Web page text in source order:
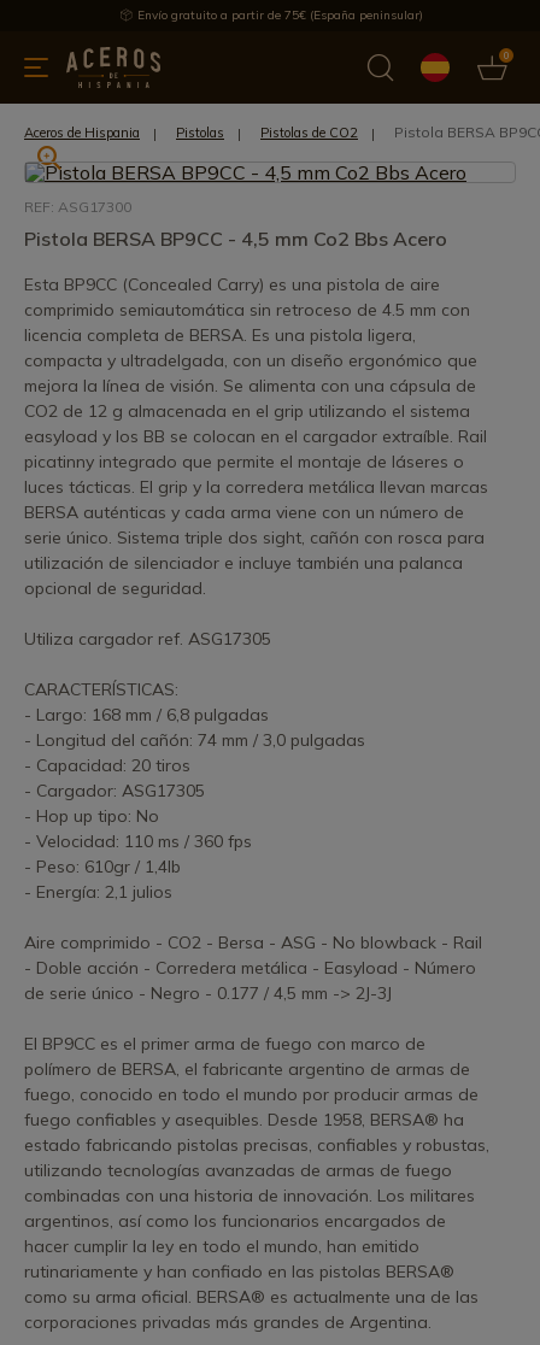
Envío gratuito a partir de 75€ (España peninsular)
0
menaje Ofertas Ultimas novedades Los más vendidos
Aceros de Hispania Pistolas Pistolas de CO2 Pistola BERSA
REF: ASG17300
Pistola BERSA BP9CC - 4,5 mm Co2 Bbs Acero
Esta BP9CC (Concealed Carry) es una pistola de aire
comprimido semiautomática sin retroceso de 4.5 mm con
licencia completa de BERSA. Es una pistola ligera,
compacta y ultradelgada, con un diseño ergonómico que
mejora la línea de visión. Se alimenta con una cápsula de
CO2 de 12 g almacenada en el grip utilizando el sistema
easyload y los BB se colocan en el cargador extraíble. Rail
picatinny integrado que permite el montaje de láseres o
luces tácticas. El grip y la corredera metálica llevan marcas
BERSA auténticas y cada arma viene con un número de
serie único. Sistema triple dos sight, cañón con rosca para
utilización de silenciador e incluye también una palanca
opcional de seguridad.
Utiliza cargador ref. ASG17305
CARACTERÍSTICAS:
- Largo: 168 mm / 6,8 pulgadas
- Longitud del cañón: 74 mm / 3,0 pulgadas
- Capacidad: 20 tiros
- Cargador: ASG17305
- Hop up tipo: No
- Velocidad: 110 ms / 360 fps
- Peso: 610gr / 1,4lb
- Energía: 2,1 julios
Aire comprimido - CO2 - Bersa - ASG - No blowback - Rail
- Doble acción - Corredera metálica - Easyload - Número
de serie único - Negro - 0.177 / 4,5 mm -> 2J-3J
El BP9CC es el primer arma de fuego con marco de
polímero de BERSA, el fabricante argentino de armas de
fuego, conocido en todo el mundo por producir armas de
fuego confiables y asequibles. Desde 1958, BERSA® ha
estado fabricando pistolas precisas, confiables y robustas,
utilizando tecnologías avanzadas de armas de fuego
combinadas con una historia de innovación. Los militares
argentinos, así como los funcionarios encargados de
hacer cumplir la ley en todo el mundo, han emitido
rutinariamente y han confiado en las pistolas BERSA®
como su arma oficial. BERSA® es actualmente una de las
corporaciones privadas más grandes de Argentina.